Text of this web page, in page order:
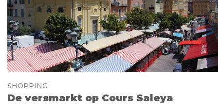
SHOPPING
De versmarkt op Cours Saleya